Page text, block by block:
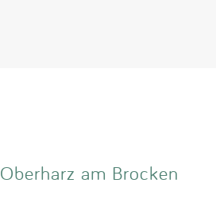
Oberharz am Brocken